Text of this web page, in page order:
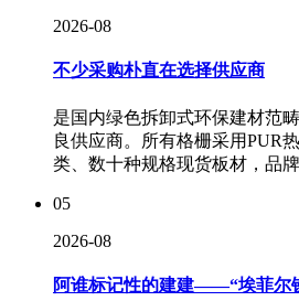
2026-08
不少采购朴直在选择供应商
是国内绿色拆卸式环保建材范
良供应商。所有格栅采用PUR
类、数十种规格现货板材，品
05
2026-08
阿谁标记性的建建——“埃菲尔